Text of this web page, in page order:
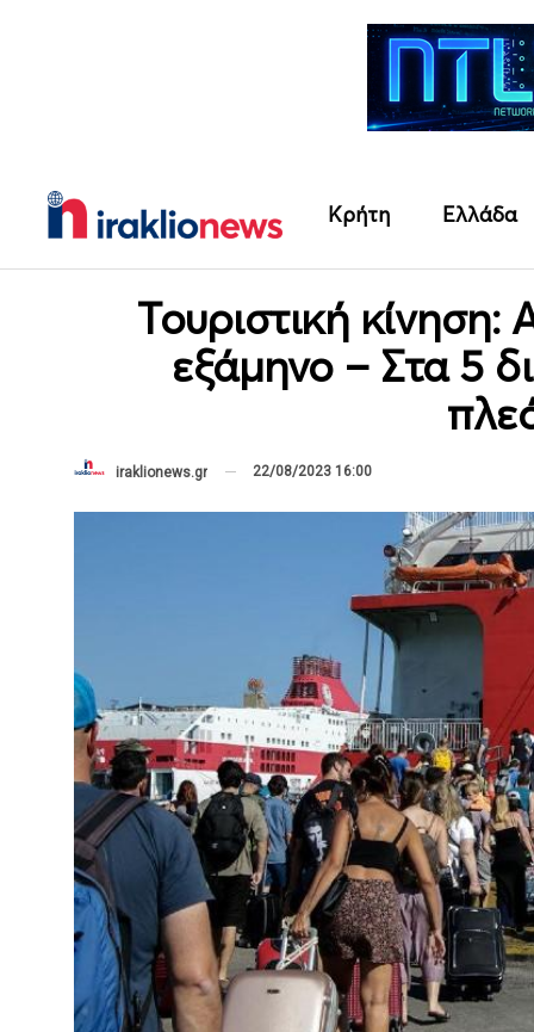
Κρήτη Ελλάδα
Τουριστική
εξάμηνο – Στα 5
iraklionews.gr 22/08/2023 16:00